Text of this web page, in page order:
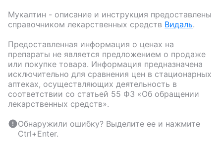
Мукалтин - описание и инструкция предоставлены
справочником лекарственных средств Видаль.
Предоставленная информация о ценах на
препараты не является предложением о продаже
или покупке товара. Информация предназначена
исключительно для сравнения цен в стационарных
аптеках, осуществляющих деятельность в
соответствии со статьей 55 ФЗ «Об обращении
лекарственных средств».
Обнаружили ошибку? Выделите ее и нажмите
Ctrl+Enter.